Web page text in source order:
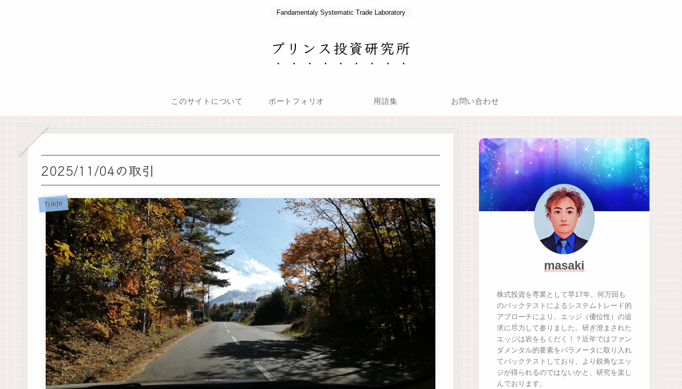
Fandamentaly Systematic Trade Laboratory
プリンス投資研究所
このサイトについて ポートフォリオ 用語集 お問い合わせ
2025/11/04の取引
Trade
masaki
株式投資を専業として早17年。何万回も
のバックテストによるシステムトレード的
アプローチにより、エッジ（優位性）の追
求に尽力して参りました。研ぎ澄まされた
エッジは岩をもくだく！？近年ではファン
ダメンタル的要素をパラメータに取り入れ
てバックテストしており、より鋭角なエッ
ジが得られるのではないかと、研究を楽し
んでおります。